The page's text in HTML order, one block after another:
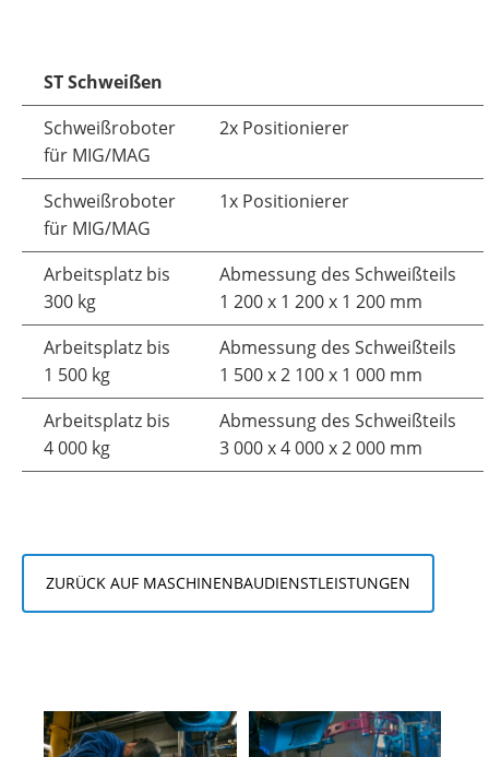
ST Schweißen
Schweißroboter
für MIG/MAG
2x Positionierer
Schweißroboter
für MIG/MAG
1x Positionierer
Arbeitsplatz bis
300 kg
Abmessung des Schweißteils
1 200 x 1 200 x 1 200 mm
Arbeitsplatz bis
1 500 kg
Abmessung des Schweißteils
1 500 x 2 100 x 1 000 mm
Arbeitsplatz bis
4 000 kg
Abmessung des Schweißteils
3 000 x 4 000 x 2 000 mm
ZURÜCK AUF MASCHINENBAUDIENSTLEISTUNGEN